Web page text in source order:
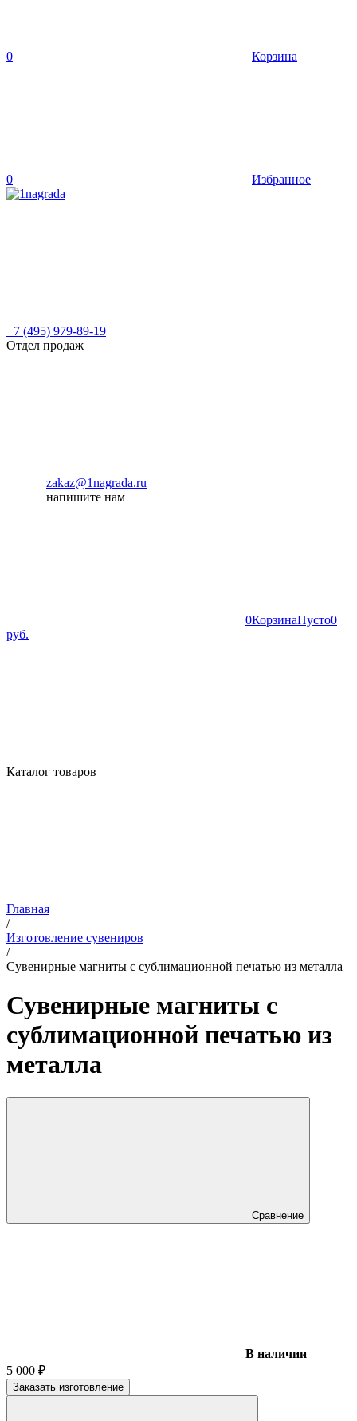
0 Корзина
0 Избранное
+7 (495) 979-89-19
Отдел продаж
zakaz@1nagrada.ru
напишите нам
0КорзинаПусто0
руб.
Каталог товаров
Главная
/
Изготовление сувениров
/
Сувенирные магниты с сублимационной печатью из металла
Сувенирные магниты с
сублимационной печатью из
металла
Сравнение
В наличии
5 000 ₽
Заказать изготовление